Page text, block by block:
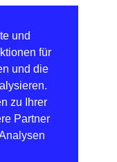
und
für
und die
zu Ihrer
Partner